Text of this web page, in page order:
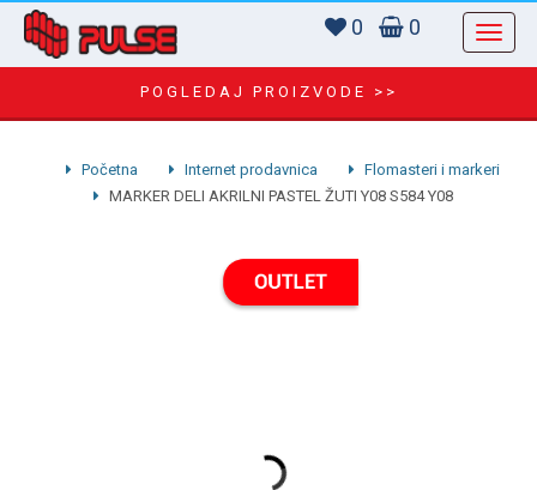
0 0
POGLEDAJ PROIZVODE >>
Početna Internet prodavnica
Flomasteri i markeri
MARKER DELI AKRILNI PASTEL ŽUTI Y08 S584 Y08